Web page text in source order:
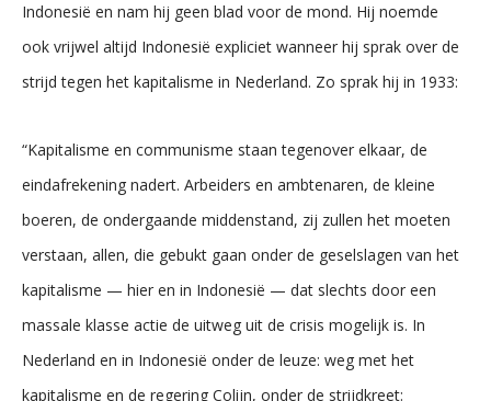
Indonesië en nam hij geen blad voor de mond. Hij noemde
ook vrijwel altijd Indonesië expliciet wanneer hij sprak over de
strijd tegen het kapitalisme in Nederland. Zo sprak hij in 1933:
“Kapitalisme en communisme staan tegenover elkaar, de
eindafrekening nadert. Arbeiders en ambtenaren, de kleine
boeren, de ondergaande middenstand, zij zullen het moeten
verstaan, allen, die gebukt gaan onder de geselslagen van het
kapitalisme — hier en in Indonesië — dat slechts door een
massale klasse actie de uitweg uit de crisis mogelijk is. In
Nederland en in Indonesië onder de leuze: weg met het
kapitalisme en de regering Colijn, onder de strijdkreet: